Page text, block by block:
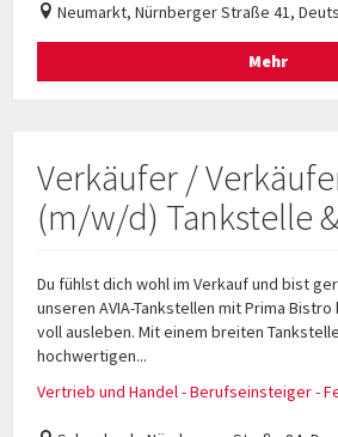
Neumarkt, Nürnberger Straße 41,
Mehr
Verkäufer /
(m/w/d) Tankstelle
Du fühlst dich wohl im Verkauf und bist
unseren AVIA-Tankstellen mit Prima
voll ausleben. Mit einem breiten
hochwertigen...
Vertrieb und Handel - Berufseinsteiger -